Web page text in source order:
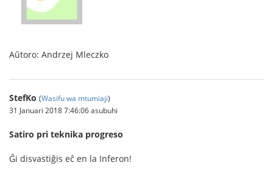
Aŭtoro: Andrzej Mleczko
StefKo (Wasifu wa mtumiaji)
31 Januari 2018 7:46:06 asubuhi
Satiro pri teknika progreso
Ĝi disvastiĝis eĉ en la Inferon!